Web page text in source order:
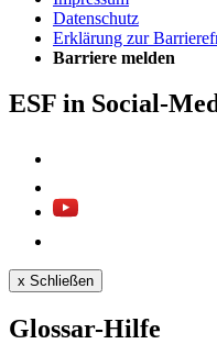
Da­ten­schutz
Er­klä­rung zur
Bar­rie­re mel­den
ESF in Social-
x Schließen
Glossar-Hilfe